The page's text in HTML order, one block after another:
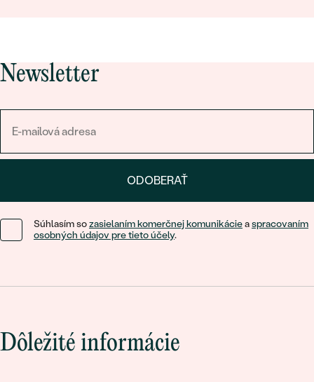
Newsletter
ODOBERAŤ
Súhlasím sozasielaním komerčnej komunikácieaspracovaním
osobných údajov pre tieto účely.
Dôležité informácie